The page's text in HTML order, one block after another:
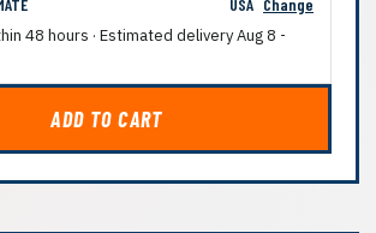
USA Change
48 hours · Estimated deliveryAug 8 -
ADD TO CART